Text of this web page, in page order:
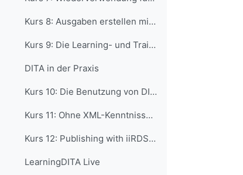
Kurs 8: Ausgaben erstellen mit dem DITA-OT
Kurs 9: Die Learning- und Training-Spezialisierung
DITA in der Praxis
Kurs 10: Die Benutzung von DITA in Content-Management Systemen
Kurs 11: Ohne XML-Kenntnisse DITA nutzen
Kurs 12: Publishing with iiRDS from DITA XML
LearningDITA Live